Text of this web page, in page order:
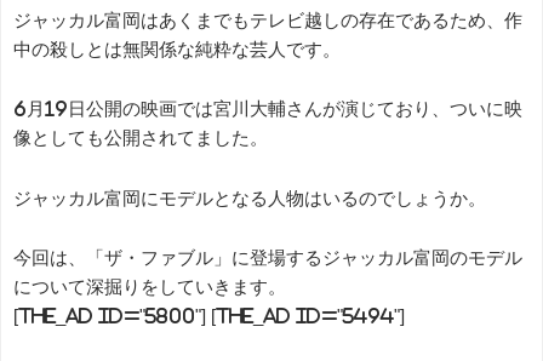
ジャッカル富岡はあくまでもテレビ越しの存在であるため、作
中の殺しとは無関係な純粋な芸人です。
6月19日公開の映画では宮川大輔さんが演じており、ついに映
像としても公開されてました。
ジャッカル富岡にモデルとなる人物はいるのでしょうか。
今回は、「ザ・ファブル」に登場するジャッカル富岡のモデル
について深掘りをしていきます。
[the_ad id="5800"] [the_ad id="5494"]